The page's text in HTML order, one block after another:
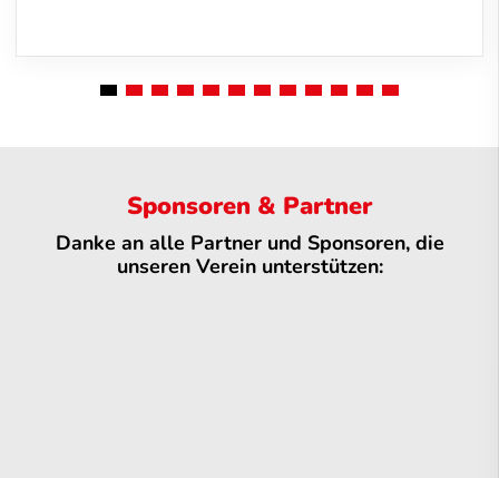
Sponsoren & Partner
Danke an alle Partner und Sponsoren, die
unseren Verein unterstützen: